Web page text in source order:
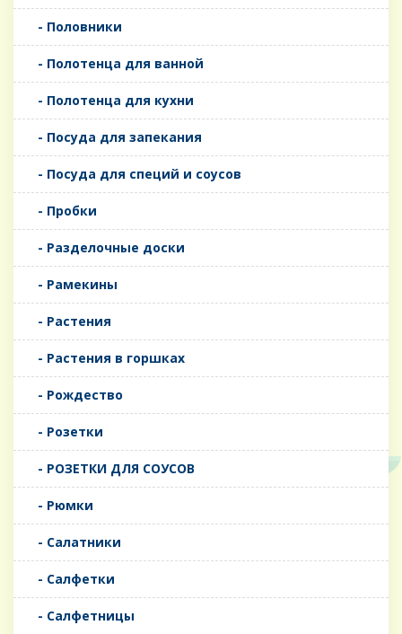
- Половники
- Полотенца для ванной
- Полотенца для кухни
- Посуда для запекания
- Посуда для специй и соусов
- Пробки
- Разделочные доски
- Рамекины
- Растения
- Растения в горшках
- Рождество
- Розетки
- РОЗЕТКИ ДЛЯ СОУСОВ
- Рюмки
- Салатники
- Салфетки
- Салфетницы